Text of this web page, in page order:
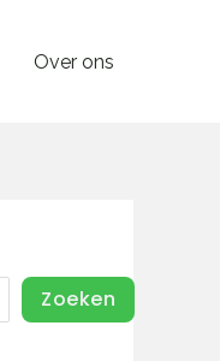
Over ons
Zoeken